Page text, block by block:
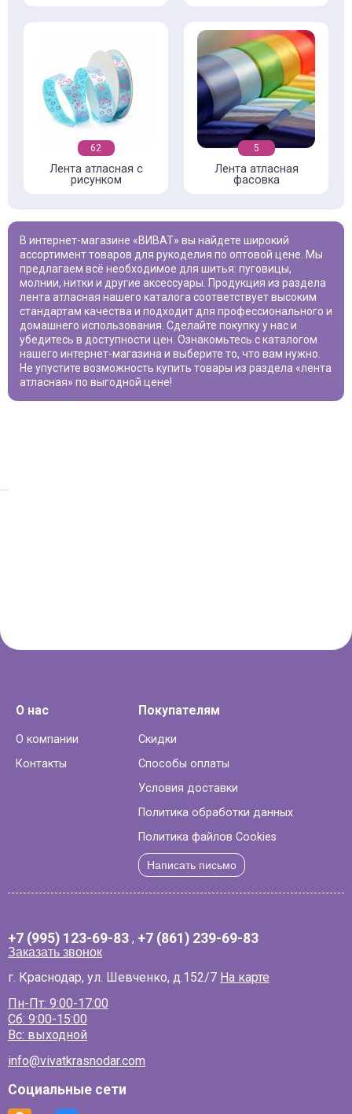
62
Лента атласная с
рисунком
5
Лента атласная
фасовка
В интернет-магазине «ВИВАТ» вы найдете широкий
ассортимент товаров для рукоделия по оптовой цене. Мы
предлагаем всё необходимое для шитья: пуговицы,
молнии, нитки и другие аксессуары. Продукция из раздела
лента атласная нашего каталога соответствует высоким
стандартам качества и подходит для профессионального и
домашнего использования. Сделайте покупку у нас и
убедитесь в доступности цен. Ознакомьтесь с каталогом
нашего интернет-магазина и выберите то, что вам нужно.
Не упустите возможность купить товары из раздела «лента
атласная» по выгодной цене!
О нас
О компании
Контакты
Покупателям
Скидки
Способы оплаты
Условия доставки
Политика обработки данных
Политика файлов Cookies
Написать письмо
+7 (995) 123-69-83 , +7 (861) 239-69-83
Заказать звонок
г. Краснодар, ул. Шевченко, д.152/7 На карте
Пн-Пт: 9:00-17:00
Сб: 9:00-15:00
Вс: выходной
info@vivatkrasnodar.com
Социальные сети